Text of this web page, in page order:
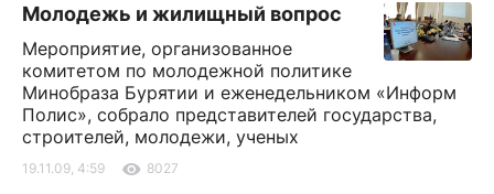
Молодежь и жилищный вопрос
Мероприятие, организованное
комитетом по молодежной политике
Минобраза Бурятии и еженедельником «Информ
Полис», собрало представителей государства,
строителей, молодежи, ученых
19.11.09, 4:59 8027